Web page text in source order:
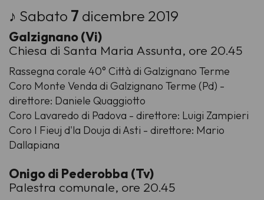
♪ Sabato 7 dicembre 2019
Galzignano (Vi)
Chiesa di Santa Maria Assunta, ore 20.45
Rassegna corale 40° Città di Galzignano Terme
Coro Monte Venda di Galzignano Terme (Pd) -
direttore: Daniele Quaggiotto
Coro Lavaredo di Padova - direttore: Luigi Zampieri
Coro I Fieuj d'la Douja di Asti - direttore: Mario
Dallapiana
Onigo di Pederobba (Tv)
Palestra comunale, ore 20.45